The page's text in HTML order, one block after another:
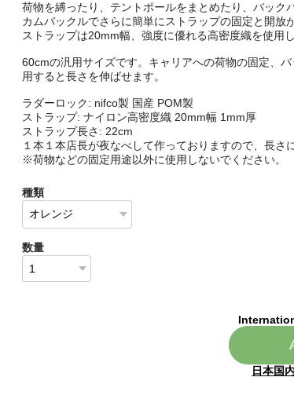
荷物を縛ったり、テントポールをまとめたり、バック
カムバックルでさらに簡単にストラップの固定と開放
ストラップは20mm幅、強度に優れる高密度織を使用し
60cmの汎用サイズです。キャリアへの荷物の固定、
用すると長さを伸ばせます。
ラダーロック: nifco製 国産 POM製
ストラップ: ナイロン高密度織 20mm幅 1mm厚
ストラップ長さ: 22cm
１本１本店長が夜なべして作っておりますので、長さ
※荷物などの固定用途以外に使用しないでください。
種類
数量
日本国